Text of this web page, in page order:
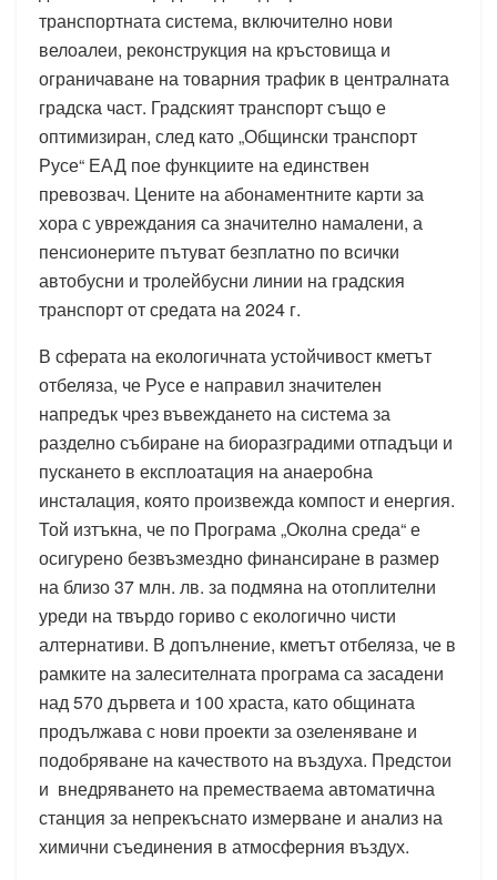
транспортната система, включително нови
велоалеи, реконструкция на кръстовища и
ограничаване на товарния трафик в централната
градска част. Градският транспорт също е
оптимизиран, след като „Общински транспорт
Русе“ ЕАД пое функциите на единствен
превозвач. Цените на абонаментните карти за
хора с увреждания са значително намалени, а
пенсионерите пътуват безплатно по всички
автобусни и тролейбусни линии на градския
транспорт от средата на 2024 г.
В сферата на екологичната устойчивост кметът
отбеляза, че Русе е направил значителен
напредък чрез въвеждането на система за
разделно събиране на биоразградими отпадъци и
пускането в експлоатация на анаеробна
инсталация, която произвежда компост и енергия.
Той изтъкна, че по Програма „Околна среда“ е
осигурено безвъзмездно финансиране в размер
на близо 37 млн. лв. за подмяна на отоплителни
уреди на твърдо гориво с екологично чисти
алтернативи. В допълнение, кметът отбеляза, че в
рамките на залесителната програма са засадени
над 570 дървета и 100 храста, като общината
продължава с нови проекти за озеленяване и
подобряване на качеството на въздуха. Предстои
и внедряването на преместваема автоматична
станция за непрекъснато измерване и анализ на
химични съединения в атмосферния въздух.